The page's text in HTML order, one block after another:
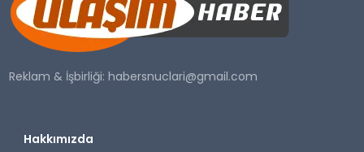
SAĞLIK
YAŞAM
Reklam & İşbirliği:habersnuclari@gmail.com
Hakkımızda